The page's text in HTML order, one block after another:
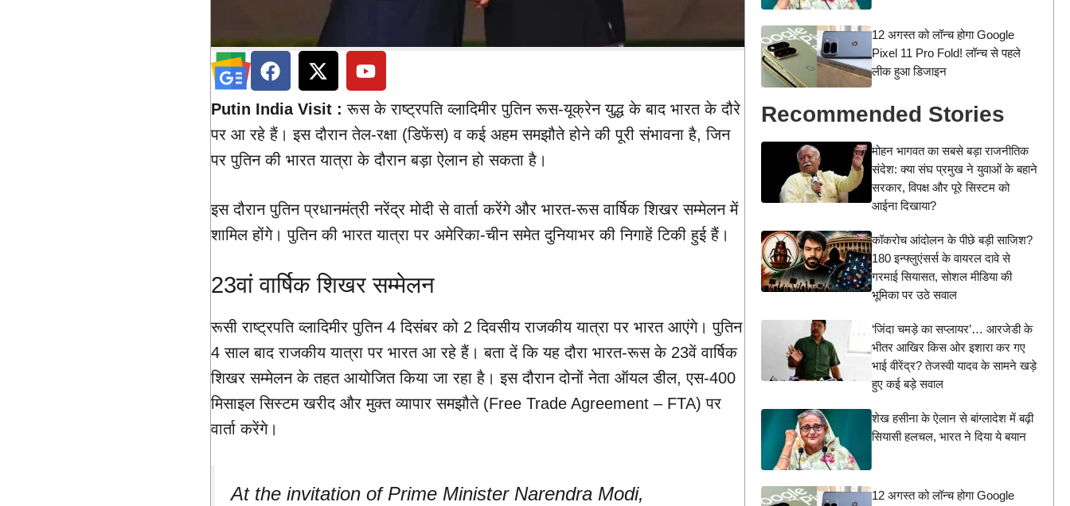
Putin India Visit : रूस के राष्ट्रपति व्लादिमीर पुतिन रूस-यूक्रेन युद्ध के बाद भारत के दौरे
पर आ रहे हैं। इस दौरान तेल-रक्षा (डिफेंस) व कई अहम समझौते होने की पूरी संभावना है, जिन
पर पुतिन की भारत यात्रा के दौरान बड़ा ऐलान हो सकता है।
इस दौरान पुतिन प्रधानमंत्री नरेंद्र मोदी से वार्ता करेंगे और भारत-रूस वार्षिक शिखर सम्मेलन में
शामिल होंगे। पुतिन की भारत यात्रा पर अमेरिका-चीन समेत दुनियाभर की निगाहें टिकी हुई हैं।
23वां वार्षिक शिखर सम्मेलन
रूसी राष्ट्रपति व्लादिमीर पुतिन 4 दिसंबर को 2 दिवसीय राजकीय यात्रा पर भारत आएंगे। पुतिन
4 साल बाद राजकीय यात्रा पर भारत आ रहे हैं। बता दें कि यह दौरा भारत-रूस के 23वें वार्षिक
शिखर सम्मेलन के तहत आयोजित किया जा रहा है। इस दौरान दोनों नेता ऑयल डील, एस-400
मिसाइल सिस्टम खरीद और मुक्त व्यापार समझौते (Free Trade Agreement – FTA) पर
वार्ता करेंगे।
At the invitation of Prime Minister Narendra Modi,
12 अगस्त को लॉन्च होगा Google
Pixel 11 Pro Fold! लॉन्च से पहले
लीक हुआ डिजाइन
Recommended Stories
मोहन भागवत का सबसे बड़ा राजनीतिक
संदेश: क्या संघ प्रमुख ने युवाओं के बहाने
सरकार, विपक्ष और पूरे सिस्टम को
आईना दिखाया?
कॉकरोच आंदोलन के पीछे बड़ी साजिश?
180 इन्फ्लुएंसर्स के वायरल दावे से
गरमाई सियासत, सोशल मीडिया की
भूमिका पर उठे सवाल
‘जिंदा चमड़े का सप्लायर’… आरजेडी के
भीतर आखिर किस ओर इशारा कर गए
भाई वीरेंद्र? तेजस्वी यादव के सामने खड़े
हुए कई बड़े सवाल
शेख हसीना के ऐलान से बांग्लादेश में बढ़ी
सियासी हलचल, भारत ने दिया ये बयान
12 अगस्त को लॉन्च होगा Google